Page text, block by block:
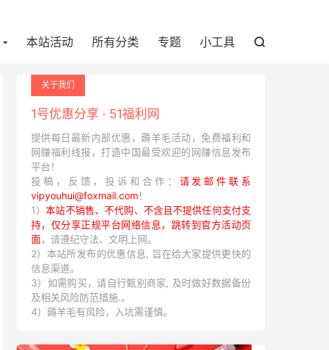
本站活动 所有分类 专题 小工具 
关于我们
1号优惠分享 · 51福利网
提供每日最新内部优惠，薅羊毛活动，免费福利和
网赚福利线报，打造中国最受欢迎的网赚信息发布
平台！
投稿，反馈，投诉和合作： 请发邮件联系
vipyouhui@foxmail.com！
1）本站不销售、不代购、不含且不提供任何支付支
持，仅分享正规平台网络信息，跳转到官方活动页
面，请遵纪守法、文明上网。
2）本站所发布的优惠信息, 旨在给大家提供更快的
信息渠道。
3）如需购买，请自行甄别商家, 及时做好数据备份
及相关风险防范措施.。
4）薅羊毛有风险，入坑需谨慎。